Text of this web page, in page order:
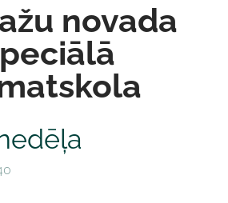
novada